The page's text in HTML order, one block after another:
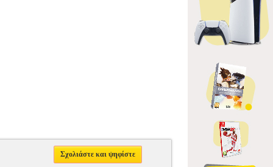
Σχολιάστε και ψηφίστε